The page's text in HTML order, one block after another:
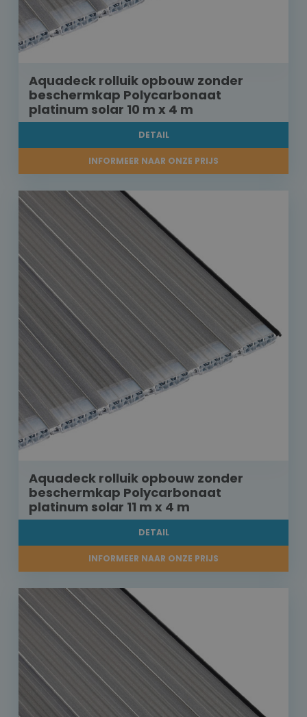
Aquadeck rolluik opbouw zonder
beschermkap Polycarbonaat
platinum solar 10 m x 4 m
DETAIL
INFORMEER NAAR ONZE PRIJS
Aquadeck rolluik opbouw zonder
beschermkap Polycarbonaat
platinum solar 11 m x 4 m
DETAIL
INFORMEER NAAR ONZE PRIJS